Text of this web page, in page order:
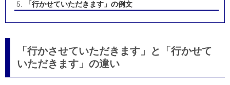
「行かせていただきます」の例文
「行かさせていただきます」と「行かせて
いただきます」の違い